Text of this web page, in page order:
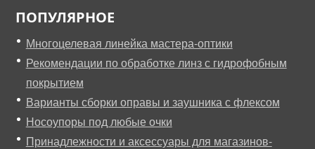
ПОПУЛЯРНОЕ
Многоцелевая линейка мастера-оптики
Рекомендации по обработке линз с гидрофобным
покрытием
Варианты сборки оправы и заушника с флексом
Носоупоры под любые очки
Принадлежности и аксессуары для магазинов-